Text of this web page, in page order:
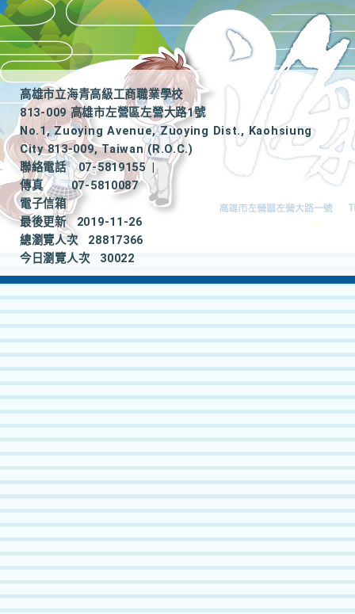
高雄市立海青高級工商職業學校
813-009 高雄市左營區左營大路1號
No.1, Zuoying Avenue, Zuoying Dist., Kaohsiung
City 813-009, Taiwan (R.O.C.)
聯絡電話
07-5819155
|
傳真
07-5810087
電子信箱
最後更新
2019-11-26
總瀏覽人次
28817366
今日瀏覽人次
30022